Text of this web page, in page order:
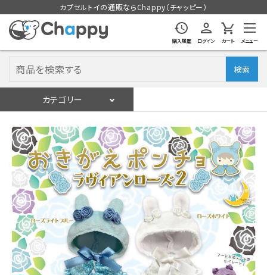
カプセルトイの通販ならChappy（チャッピー）
購入履歴 ログイン カート メニュー
検索
カテゴリー
ログイン 会員登録
入荷スケジュールをチェック
カプセルトイマシン本体
カプセルトイ
販促用空カプセル